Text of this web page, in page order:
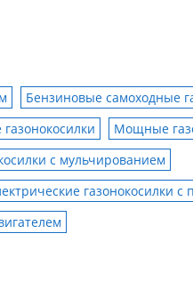
Бензиновые самоходные
Мощные
с мульчированием
газонокосилки